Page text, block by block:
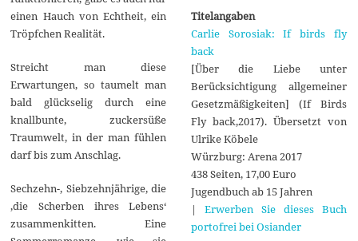
einen Hauch von Echtheit, ein
Tröpfchen Realität.
Streicht man diese
Erwartungen, so taumelt man
bald glückselig durch eine
knallbunte, zuckersüße
Traumwelt, in der man fühlen
darf bis zum Anschlag.
Sechzehn-, Siebzehnjährige, die
‚die Scherben ihres Lebens‘
zusammenkitten. Eine
Titelangaben
Carlie Sorosiak: If birds fly
back
[Über die Liebe unter
Berücksichtigung allgemeiner
Gesetzmäßigkeiten] (If Birds
Fly back,2017). Übersetzt von
Ulrike Köbele
Würzburg: Arena 2017
438 Seiten, 17,00 Euro
Jugendbuch ab 15 Jahren
| Erwerben Sie dieses Buch
portofrei bei Osiander